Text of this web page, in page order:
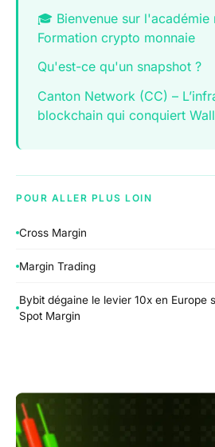
🎓 Bienvenue sur
Formation crypto monnaie
Qu'est-ce qu'un snapshot ?
Canton Network (CC) –
blockchain qui conquiert
POUR ALLER PLUS LOIN
Cross Margin
Margin Trading
Bybit dégaine le levier 10x en Europe
Spot Margin